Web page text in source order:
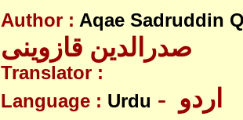
Author : Aqae Sadruddin
Translator :
Language : Urdu